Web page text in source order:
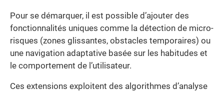
Pour se démarquer, il est possible d’ajouter des
fonctionnalités uniques comme la détection de micro-
risques (zones glissantes, obstacles temporaires) ou
une navigation adaptative basée sur les habitudes et
le comportement de l’utilisateur.
Ces extensions exploitent des algorithmes d’analyse